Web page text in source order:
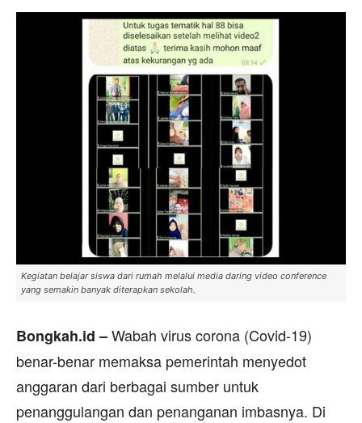
Kegiatan belajar siswa dari rumah melalui media daring video conference
yang semakin banyak diterapkan sekolah.
Bongkah.id –Wabah virus corona (Covid-19)
benar-benar memaksa pemerintah menyedot
anggaran dari berbagai sumber untuk
penanggulangan dan penanganan imbasnya. Di